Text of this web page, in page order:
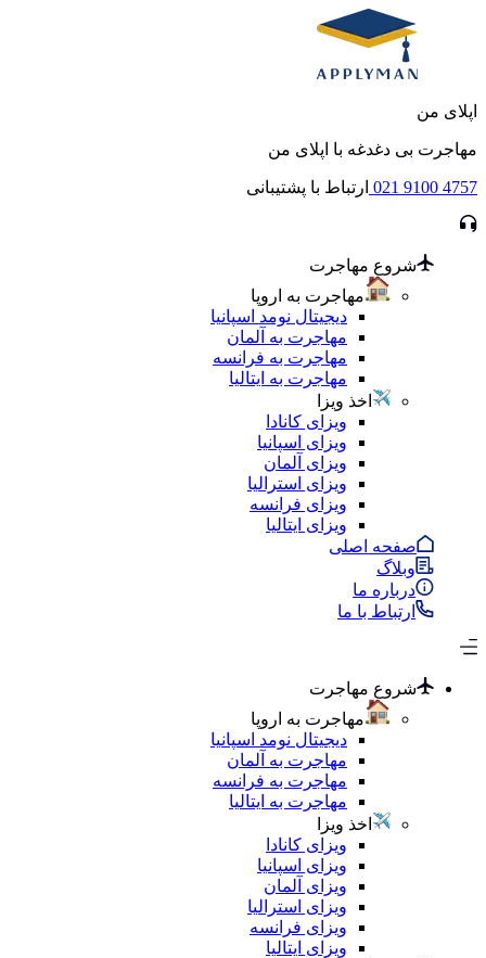
اپلای من
مهاجرت بی دغدغه با اپلای من
021 9100 4757 ارتباط با پشتیبانی
شروع مهاجرت
مهاجرت به اروپا
دیجیتال نومد اسپانیا
مهاجرت به آلمان
مهاجرت به فرانسه
مهاجرت به ایتالیا
اخذ ویزا
ویزای کانادا
ویزای اسپانیا
ویزای آلمان
ویزای استرالیا
ویزای فرانسه
ویزای ایتالیا
صفحه اصلی
وبلاگ
درباره ما
ارتباط با ما
شروع مهاجرت
مهاجرت به اروپا
دیجیتال نومد اسپانیا
مهاجرت به آلمان
مهاجرت به فرانسه
مهاجرت به ایتالیا
اخذ ویزا
ویزای کانادا
ویزای اسپانیا
ویزای آلمان
ویزای استرالیا
ویزای فرانسه
ویزای ایتالیا